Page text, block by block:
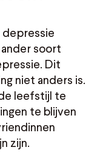
depressie
soort
Dit
niet anders is.
leefstijl te
te blijven
zijn.